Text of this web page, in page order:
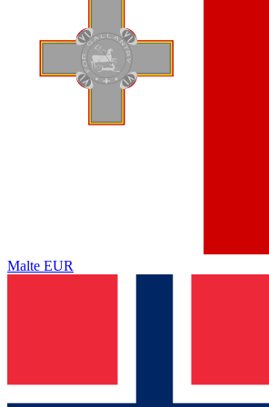
Malte EUR